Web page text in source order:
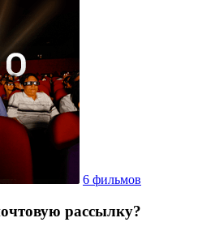
6 фильмов
рассылку?